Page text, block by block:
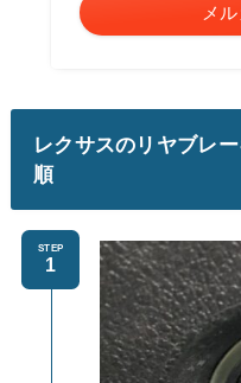
メ
レクサスのリヤブレ
順
STEP